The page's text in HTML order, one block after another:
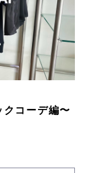
コーデ編〜